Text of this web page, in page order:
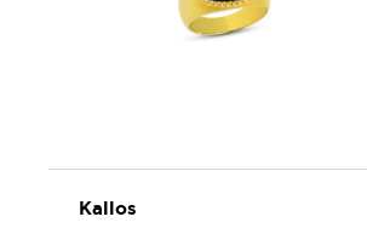
Kallos